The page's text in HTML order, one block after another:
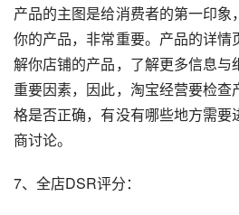
产品的主图是给消费者的第一印
你的产品，非常重要。产品的详情
解你店铺的产品，了解更多信息与
重要因素，因此，淘宝经营要检
格是否正确，有没有哪些地方需
商讨论。
7、全店DSR评分：